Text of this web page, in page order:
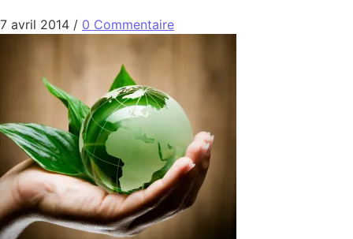
7 avril 2014 / 0 Commentaire